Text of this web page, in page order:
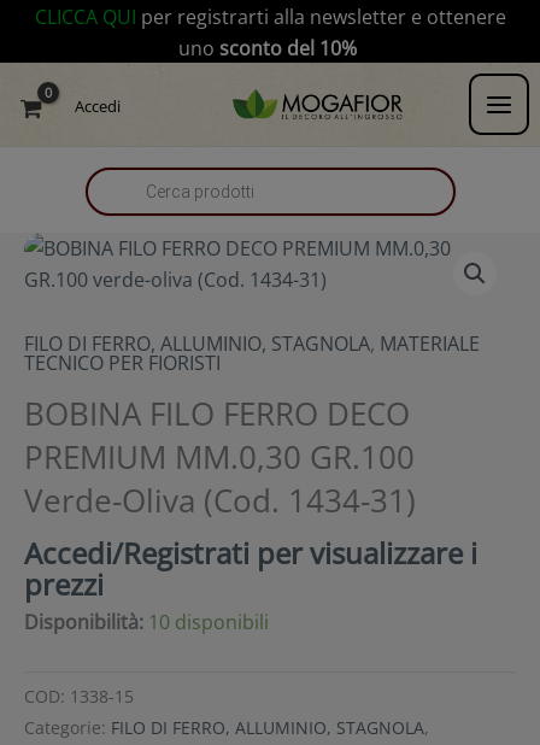
contenuto
CLICCA QUI per registrarti alla newsletter e ottenere
uno sconto del 10%
Accedi
Products
search
FILO DI FERRO, ALLUMINIO, STAGNOLA, MATERIALE
TECNICO PER FIORISTI
BOBINA FILO FERRO DECO
PREMIUM MM.0,30 GR.100
Verde-Oliva (Cod. 1434-31)
Accedi/Registrati per visualizzare i
prezzi
Disponibilità: 10 disponibili
COD: 1338-15
Categorie: FILO DI FERRO, ALLUMINIO, STAGNOLA,
modal-check